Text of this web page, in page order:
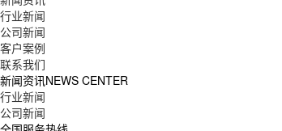
行业新闻
公司新闻
客户案例
联系我们
新闻资讯NEWS CENTER
行业新闻
公司新闻